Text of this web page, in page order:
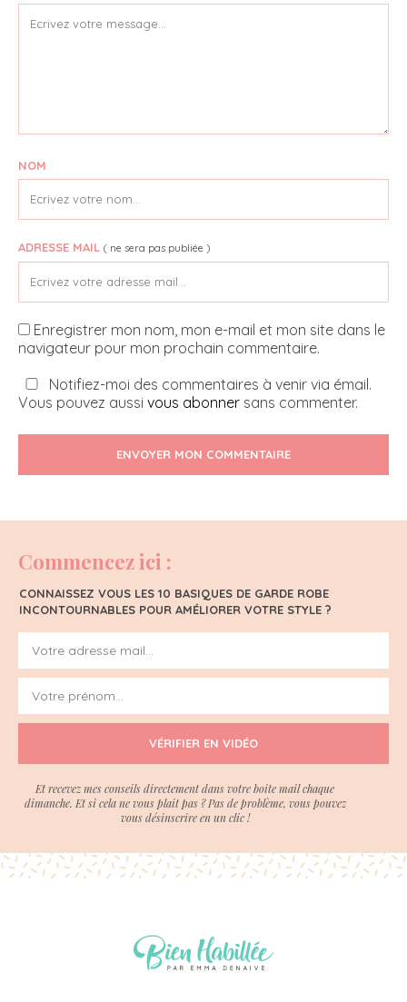
NOM
ADRESSE MAIL ( ne sera pas publiée )
Enregistrer mon nom, mon e-mail et mon site dans le
navigateur pour mon prochain commentaire.
Notifiez-moi des commentaires à venir via émail.
Vous pouvez aussi vous abonner sans commenter.
ENVOYER MON COMMENTAIRE
Commencez ici :
CONNAISSEZ VOUS LES 10 BASIQUES DE GARDE ROBE
INCONTOURNABLES POUR AMÉLIORER VOTRE STYLE ?
VÉRIFIER EN VIDÉO
Et recevez mes conseils directement dans votre boite mail chaque
dimanche. Et si cela ne vous plait pas ? Pas de problème, vous pouvez
vous désinscrire en un clic !